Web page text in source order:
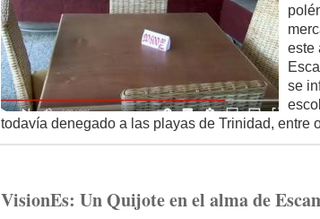
este
se
todavía denegado a las playas de Trinidad, entre
VisionEs: Un Quijote en el alma de